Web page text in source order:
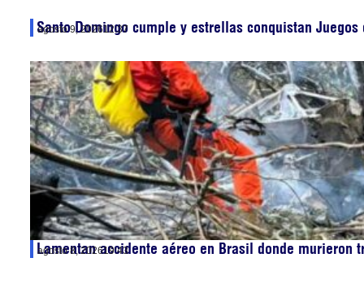
Santo Domingo cumple y estrellas conquistan Juegos
agosto 9, 202612:37
Lamentan accidente aéreo en Brasil donde murieron
agosto 8, 202619:43